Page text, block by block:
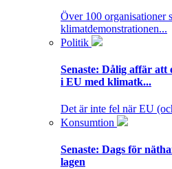
Över 100 organisationer
klimatdemonstrationen...
Politik
Senaste: Dålig affär att
i EU med klimatk...
Det är inte fel när EU
Konsumtion
Senaste: Dags för
lagen